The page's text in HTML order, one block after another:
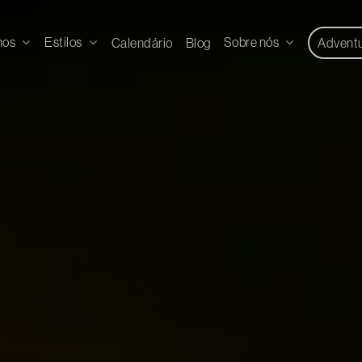
Estilos Calendário Blog Sobre nós